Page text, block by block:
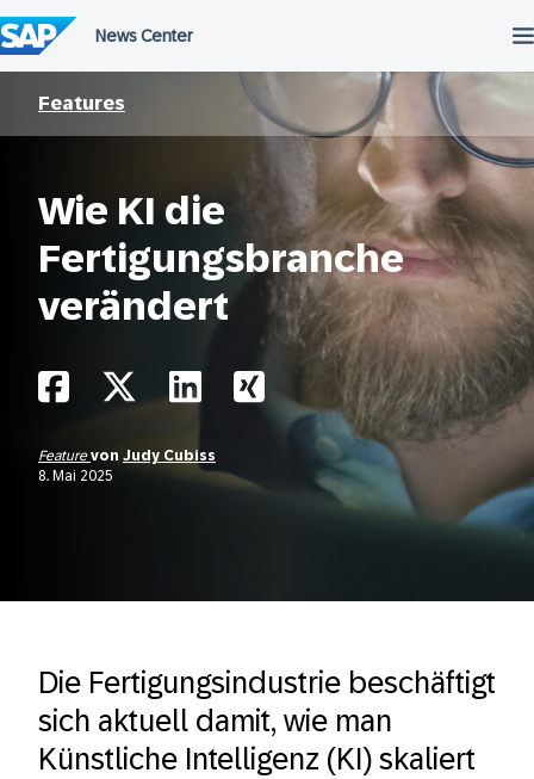
Features
Wie KI die
Fertigungsbranche
verändert
Featurevon Judy Cubiss
8. Mai 2025
Die Fertigungsindustrie beschäftigt
sich aktuell damit, wie man
Künstliche Intelligenz (KI) skaliert